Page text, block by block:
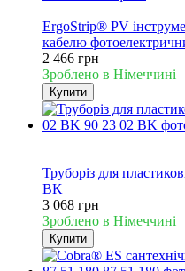
ErgoStrip® PV
кабелю
2 466 грн
Зроблено в Німеччині
Купити
Труборіз для
BK
3 068 грн
Зроблено в Німеччині
Купити